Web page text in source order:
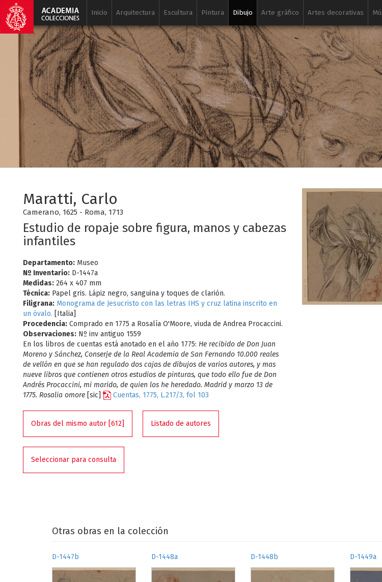
Inicio Arquitectura Escultura Pintura Dibujo Arte gráfico Artes decorativas
Maratti, Carlo
Camerano, 1625 - Roma, 1713
Estudio de ropaje sobre figura, manos y cabezas
infantiles
Departamento: Museo
Nº Inventario: D-1447a
Medidas: 264 x 407 mm
Técnica: Papel gris. Lápiz negro, sanguina y toques de clarión.
Filigrana: Monograma de Jesucristo con las letras IHS y cruz latina inscrito en
un óvalo. [Italia]
Procedencia: Comprado en 1775 a Rosalía O'Moore, viuda de Andrea Procaccini.
Observaciones: Nº inv antiguo 1559
En los libros de cuentas está anotado en el año 1775: He recibido de Don Juan
Moreno y Sánchez, Conserje de la Real Academia de San Fernando 10.000 reales
de vellón en que se han regulado dos cajas de dibujos de varios autores, y mas
nueve libros que contienen otros estudios de pinturas, que todo ello fue de Don
Andrés Procaccini, mi marido, de quien los he heredado. Madrid y marzo 13 de
1775. Rosalia omore [sic] Cuentas, 1775, L.217/3, fol 103
Obras del mismo autor [612] Listado de autores
Seleccionar para consulta
Otras obras en la colección
D-1447b D-1448a D-1448b D-1449a